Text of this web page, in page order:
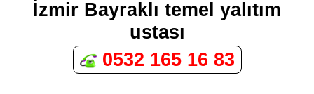
İzmir Bayraklı temel yalıtım
ustası
0532 165 16 83